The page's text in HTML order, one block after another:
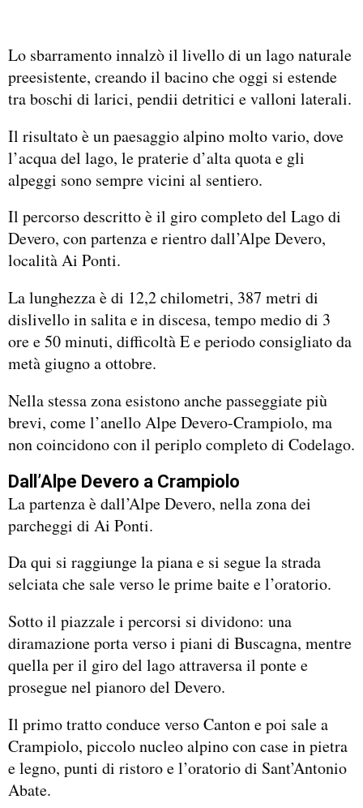
Lo sbarramento innalzò il livello di un lago naturale
preesistente, creando il bacino che oggi si estende
tra boschi di larici, pendii detritici e valloni laterali.
Il risultato è un paesaggio alpino molto vario, dove
l’acqua del lago, le praterie d’alta quota e gli
alpeggi sono sempre vicini al sentiero.
Il percorso descritto è il giro completo del Lago di
Devero, con partenza e rientro dall’Alpe Devero,
località Ai Ponti.
La lunghezza è di 12,2 chilometri, 387 metri di
dislivello in salita e in discesa, tempo medio di 3
ore e 50 minuti, difficoltà E e periodo consigliato da
metà giugno a ottobre.
Nella stessa zona esistono anche passeggiate più
brevi, come l’anello Alpe Devero-Crampiolo, ma
non coincidono con il periplo completo di Codelago.
Dall’Alpe Devero a Crampiolo
La partenza è dall’Alpe Devero, nella zona dei
parcheggi di Ai Ponti.
Da qui si raggiunge la piana e si segue la strada
selciata che sale verso le prime baite e l’oratorio.
Sotto il piazzale i percorsi si dividono: una
diramazione porta verso i piani di Buscagna, mentre
quella per il giro del lago attraversa il ponte e
prosegue nel pianoro del Devero.
Il primo tratto conduce verso Canton e poi sale a
Crampiolo, piccolo nucleo alpino con case in pietra
e legno, punti di ristoro e l’oratorio di Sant’Antonio
Abate.